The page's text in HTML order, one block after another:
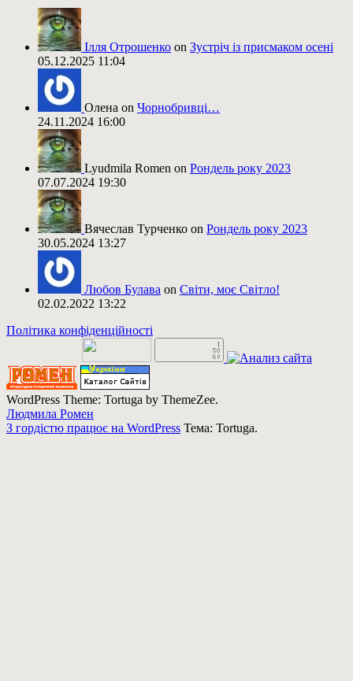
Ілля Отрошенко on Зустріч із присмаком осені
05.12.2025 11:04
Олена on Чорнобривці…
24.11.2024 16:00
Lyudmila Romen on Рондель року 2023
07.07.2024 19:30
Вячеслав Турченко on Рондель року 2023
30.05.2024 13:27
Любов Булава on Світи, моє Світло!
02.02.2022 13:22
Політика конфіденційності
WordPress Theme: Tortuga by ThemeZee.
Людмила Ромен
З гордістю працює на WordPress Тема: Tortuga.